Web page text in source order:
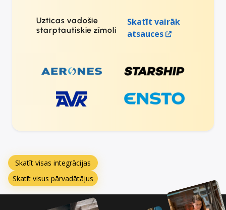
Uzticas vadošie
starptautiskie zīmoli
Skatīt vairāk
atsauces
Skatīt visas integrācijas
Skatīt visus pārvadātājus